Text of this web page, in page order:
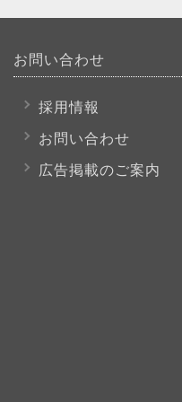
お問い合わせ
採用情報
お問い合わせ
広告掲載のご案内